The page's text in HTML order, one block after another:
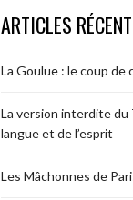
ARTICLES
La Goulue : le coup de
La version interdite du
langue et de l’esprit
Les Mâchonnes de